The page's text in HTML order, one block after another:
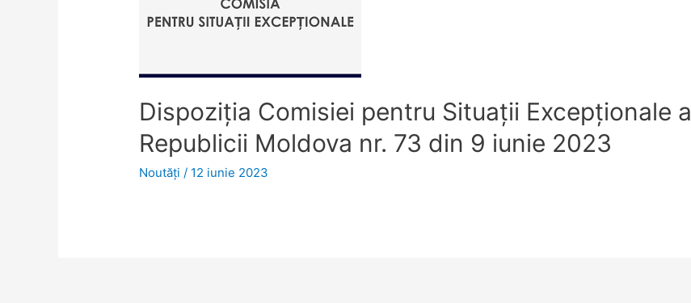
Dispoziţia Comisiei pentru Situaţii Excepţionale a
Republicii Moldova nr. 73 din 9 iunie 2023
Noutăţi / 12 iunie 2023